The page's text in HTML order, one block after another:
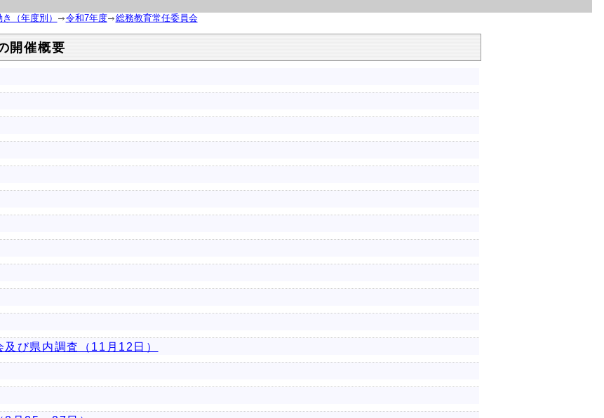
（年度別） 令和7年度 総務教育常任委員会
開催概要
及び県内調査（11月12日）